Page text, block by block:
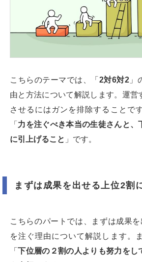
こちらのテーマでは、「 2対6対2」
由と方法について解説します。運営
させるにはガンを排除することで
「 力を注ぐべき本当の生徒さんと、
に引上げること 」です。
まずは成果を出せる上位2割
こちらのパートでは、まずは成果
を注ぐ理由について解説します。
「下位層の２割の人よりも努力をし